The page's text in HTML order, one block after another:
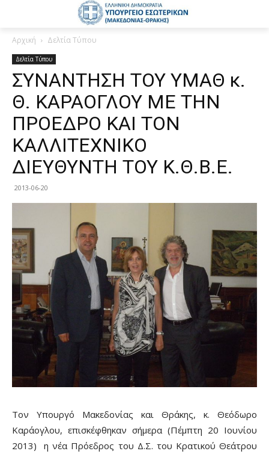
Αρχική Δελτία Τύπου
Δελτία Τύπου
ΣΥΝΑΝΤΗΣΗ ΤΟΥ ΥΜΑΘ κ.
Θ. ΚΑΡΑΟΓΛΟΥ ΜΕ ΤΗΝ
ΠΡΟΕΔΡΟ ΚΑΙ ΤΟΝ
ΚΑΛΛΙΤΕΧΝΙΚΟ
ΔΙΕΥΘΥΝΤΗ ΤΟΥ Κ.Θ.Β.Ε.
2013-06-20
Τον Υπουργό Μακεδονίας και Θράκης, κ. Θεόδωρο
Καράογλου, επισκέφθηκαν σήμερα (Πέμπτη 20 Ιουνίου
2013) η νέα Πρόεδρος του Δ.Σ. του Κρατικού Θεάτρου